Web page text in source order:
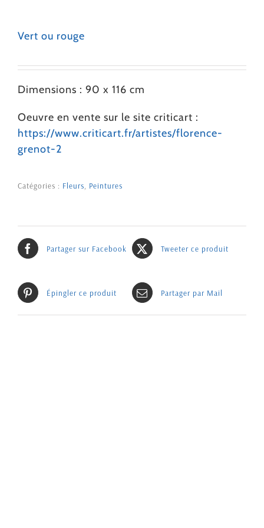
Vert ou rouge
Dimensions : 90 x 116 cm
Oeuvre en vente sur le site criticart :
https://www.criticart.fr/artistes/florence-
grenot-2
Catégories : Fleurs Peintures
Partager sur Facebook Tweeter ce produit
Épingler ce produit Partager par Mail